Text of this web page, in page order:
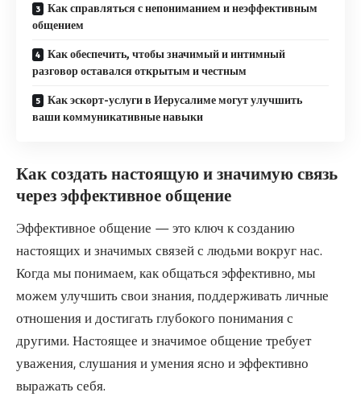
Как справляться с непониманием и неэффективным
общением
Как обеспечить, чтобы значимый и интимный
разговор оставался открытым и честным
Как эскорт-услуги в Иерусалиме могут улучшить
ваши коммуникативные навыки
Как создать настоящую и значимую связь
через эффективное общение
Эффективное общение — это ключ к созданию
настоящих и значимых связей с людьми вокруг нас.
Когда мы понимаем, как общаться эффективно, мы
можем улучшить свои знания, поддерживать личные
отношения и достигать глубокого понимания с
другими. Настоящее и значимое общение требует
уважения, слушания и умения ясно и эффективно
выражать себя.